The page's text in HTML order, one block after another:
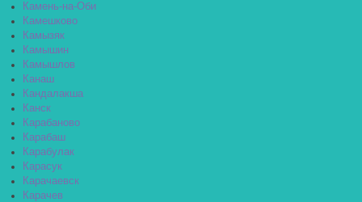
Камень-на-Оби
Камешково
Камызяк
Камышин
Камышлов
Канаш
Кандалакша
Канск
Карабаново
Карабаш
Карабулак
Карасук
Карачаевск
Карачев